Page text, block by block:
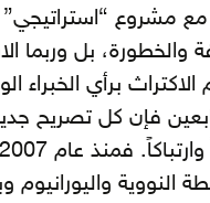
مع مشروع
والخطورة، بل وربما
برأي الخبراء
فإن كل تصريح
النووية واليورانيوم